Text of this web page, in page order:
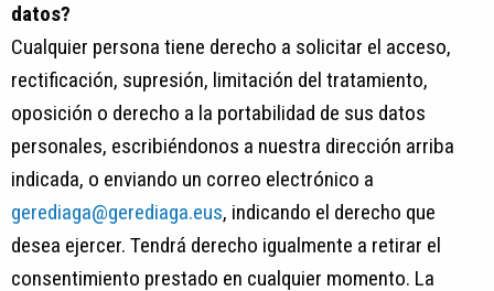
datos?
Cualquier persona tiene derecho a solicitar el acceso,
rectificación, supresión, limitación del tratamiento,
oposición o derecho a la portabilidad de sus datos
personales, escribiéndonos a nuestra dirección arriba
indicada, o enviando un correo electrónico a
gerediaga@gerediaga.eus, indicando el derecho que
desea ejercer. Tendrá derecho igualmente a retirar el
consentimiento prestado en cualquier momento. La